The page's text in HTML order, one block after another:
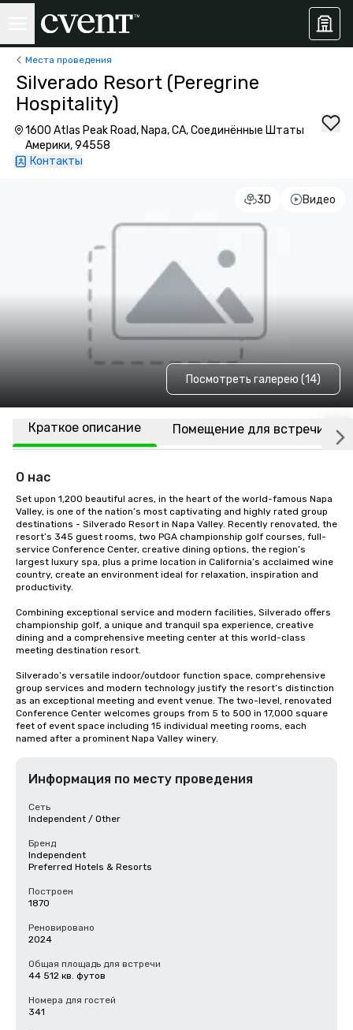
Места проведения
Silverado Resort (Peregrine
Hospitality)
1600 Atlas Peak Road, Napa, CA, Соединённые Штаты
Америки, 94558
Контакты
3D Видео
Посмотреть галерею (14)
Краткое описание Помещение для встречи
О нас
Set upon 1,200 beautiful acres, in the heart of the world-famous Napa
Valley, is one of the nation’s most captivating and highly rated group
destinations - Silverado Resort in Napa Valley. Recently renovated, the
resort’s 345 guest rooms, two PGA championship golf courses, full-
service Conference Center, creative dining options, the region’s
largest luxury spa, plus a prime location in California’s acclaimed wine
country, create an environment ideal for relaxation, inspiration and
productivity.
Combining exceptional service and modern facilities, Silverado offers
championship golf, a unique and tranquil spa experience, creative
dining and a comprehensive meeting center at this world-class
meeting destination resort.
Silverado’s versatile indoor/outdoor function space, comprehensive
group services and modern technology justify the resort’s distinction
as an exceptional meeting and event venue. The two-level, renovated
Conference Center welcomes groups from 5 to 500 in 17,000 square
feet of event space including 15 individual meeting rooms, each
named after a prominent Napa Valley winery.
Информация по месту проведения
Сеть
Independent / Other
Бренд
Independent
Preferred Hotels & Resorts
Построен
1870
Реновировано
2024
Общая площадь для встречи
44 512 кв. футов
Номера для гостей
341